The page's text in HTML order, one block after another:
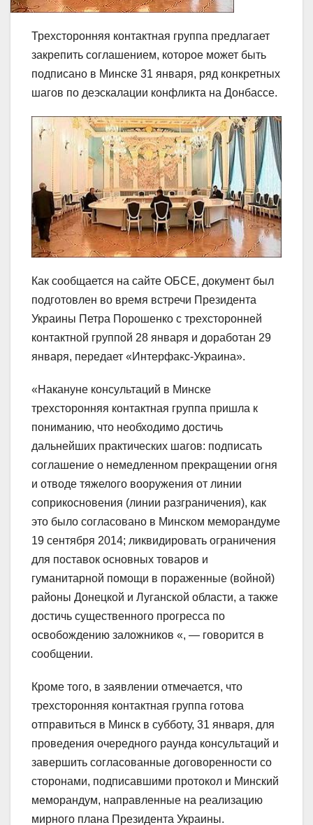
Трехсторонняя контактная группа предлагает
закрепить соглашением, которое может быть
подписано в Минске 31 января, ряд конкретных
шагов по деэскалации конфликта на Донбассе.
Как сообщается на сайте ОБСЕ, документ был
подготовлен во время встречи Президента
Украины Петра Порошенко с трехсторонней
контактной группой 28 января и доработан 29
января, передает «Интерфакс-Украина».
«Накануне консультаций в Минске
трехсторонняя контактная группа пришла к
пониманию, что необходимо достичь
дальнейших практических шагов: подписать
соглашение о немедленном прекращении огня
и отводе тяжелого вооружения от линии
соприкосновения (линии разграничения), как
это было согласовано в Минском меморандуме
19 сентября 2014; ликвидировать ограничения
для поставок основных товаров и
гуманитарной помощи в пораженные (войной)
районы Донецкой и Луганской области, а также
достичь существенного прогресса по
освобождению заложников «, — говорится в
сообщении.
Кроме того, в заявлении отмечается, что
трехсторонняя контактная группа готова
отправиться в Минск в субботу, 31 января, для
проведения очередного раунда консультаций и
завершить согласованные договоренности со
сторонами, подписавшими протокол и Минский
меморандум, направленные на реализацию
мирного плана Президента Украины.